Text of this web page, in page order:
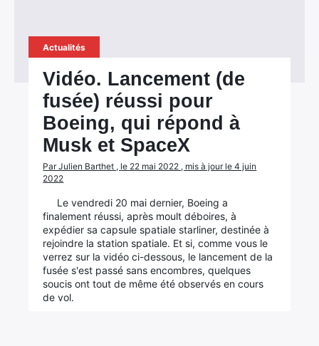
Actualités
Vidéo. Lancement (de
fusée) réussi pour
Boeing, qui répond à
Musk et SpaceX
Par Julien Barthet , le 22 mai 2022 , mis à jour le 4 juin
2022
Le vendredi 20 mai dernier, Boeing a
finalement réussi, après moult déboires, à
expédier sa capsule spatiale starliner, destinée à
rejoindre la station spatiale. Et si, comme vous le
verrez sur la vidéo ci-dessous, le lancement de la
fusée s'est passé sans encombres, quelques
soucis ont tout de même été observés en cours
de vol.